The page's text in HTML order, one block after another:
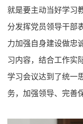
就是要主动当好学习
分发挥党员领导干部
力加强自身建设做忠
习内容，结合工作实
学习会议达到了统一
务，加强领导、完善